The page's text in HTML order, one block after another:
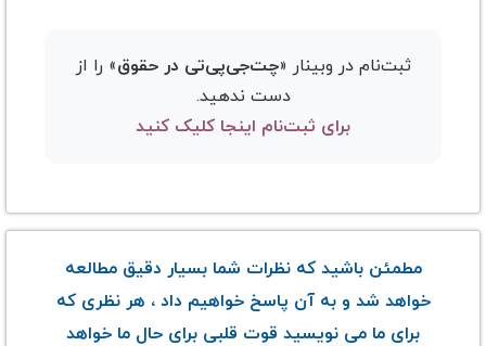
ثبت‌نام در وبینار «چت‌جی‌پی‌تی در حقوق» را از
دست ندهید.
برای ثبت‌نام اینجا کلیک کنید
مطمئن باشید که نظرات شما بسیار دقیق مطالعه
خواهد شد و به آن پاسخ خواهیم داد ، هر نظری که
برای ما می نویسید قوت قلبی برای حال ما خواهد